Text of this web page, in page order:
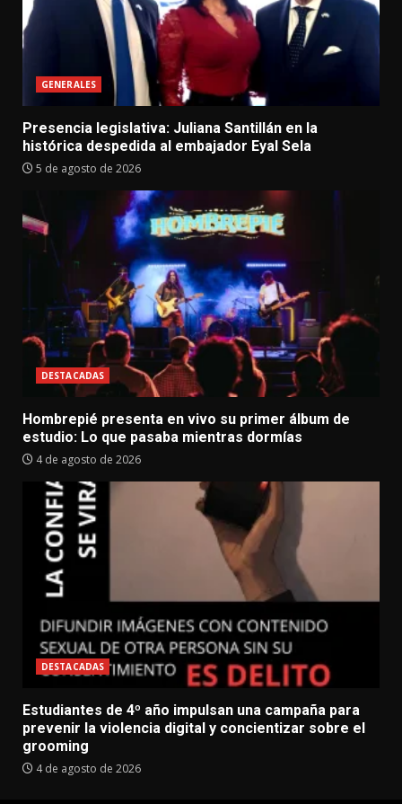
GENERALES
Presencia legislativa: Juliana Santillán en la
histórica despedida al embajador Eyal Sela
5 de agosto de 2026
DESTACADAS
Hombrepié presenta en vivo su primer álbum de
estudio: Lo que pasaba mientras dormías
4 de agosto de 2026
DESTACADAS
Estudiantes de 4º año impulsan una campaña para
prevenir la violencia digital y concientizar sobre el
grooming
4 de agosto de 2026